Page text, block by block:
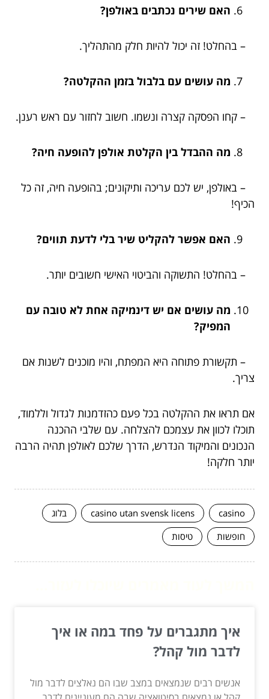
האם שירים נכתבים באולפן?
– בהחלט! זה יכול להיות חלק מהתהליך.
מה עושים עם בלבול בזמן ההקלטה?
– קחו הפסקה קצרה ונשמו. חשוב לחזור עם ראש רענן.
מה ההבדל בין הקלטת אולפן להופעה חיה?
– באולפן, יש לכם עריכה ותיקונים; בהופעה חיה, זה כל
הכיף!
האם אפשר להקליט שיר בלי לדעת תווים?
– בהחלט! התשוקה והביטוי האישי חשובים יותר.
מה עושים אם יש דינמיקה אחת לא טובה עם
המפיק?
– תקשורת פתוחה היא המפתח, והיו מוכנים לשנות אם
צריך.
אם תראו את ההקלטה בכל פעם כהזדמנות לגדול וללמוד,
תוכלו לכוון את עצמכם להצלחה. עם שלבי ההכנה
הנכונים והמיקוד הנדרש, הדרך שלכם לאולפן תהיה הרבה
יותר חלקה!
casino
casino utan svensk licens
בלוג
חופשות
טיסות
איך מתגברים על פחד במה או איך
לדבר מול קהל?
אנשים רבים שנמצאים במצב שבו הם נאלצים לדבר מול